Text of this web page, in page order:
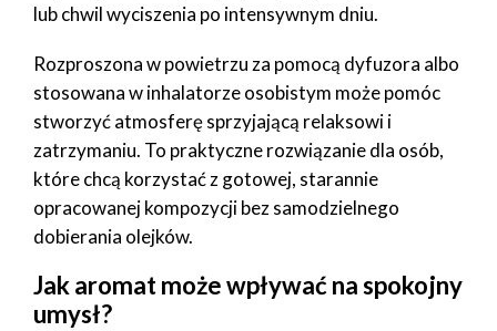
lub chwil wyciszenia po intensywnym dniu.
Rozproszona w powietrzu za pomocą dyfuzora albo
stosowana w inhalatorze osobistym może pomóc
stworzyć atmosferę sprzyjającą relaksowi i
zatrzymaniu. To praktyczne rozwiązanie dla osób,
które chcą korzystać z gotowej, starannie
opracowanej kompozycji bez samodzielnego
dobierania olejków.
Jak aromat może wpływać na spokojny
umysł?